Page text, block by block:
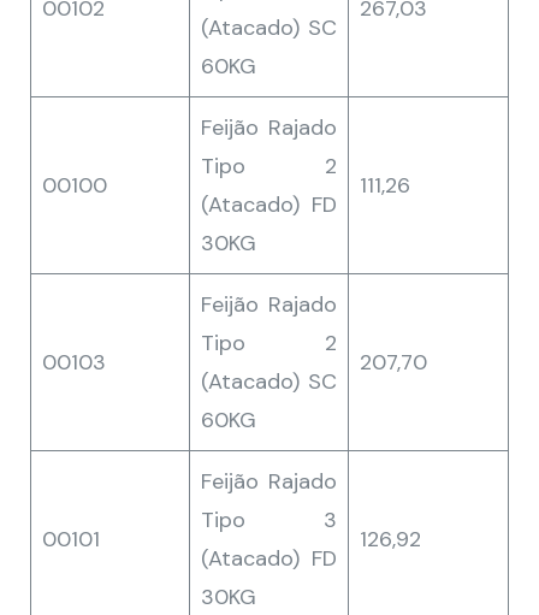
00102
(Atacado) SC
60KG
267,03
00100
Feijão Rajado
Tipo 2
(Atacado) FD
30KG
111,26
00103
Feijão Rajado
Tipo 2
(Atacado) SC
60KG
207,70
00101
Feijão Rajado
Tipo 3
(Atacado) FD
30KG
126,92